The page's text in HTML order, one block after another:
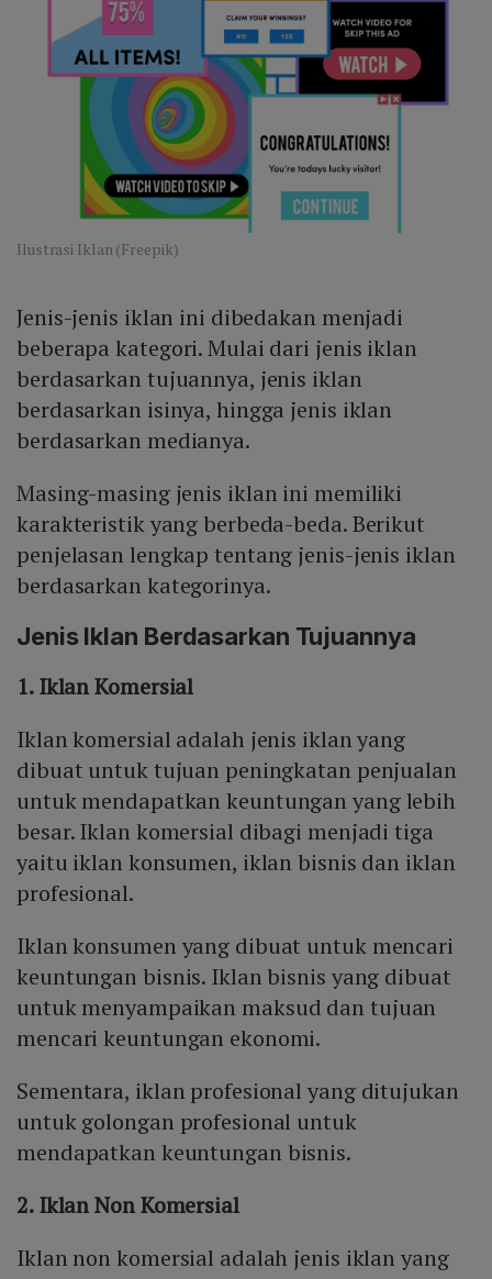
Ilustrasi Iklan (Freepik)
Jenis-jenis iklan ini dibedakan menjadi
beberapa kategori. Mulai dari jenis iklan
berdasarkan tujuannya, jenis iklan
berdasarkan isinya, hingga jenis iklan
berdasarkan medianya.
Masing-masing jenis iklan ini memiliki
karakteristik yang berbeda-beda. Berikut
penjelasan lengkap tentang jenis-jenis iklan
berdasarkan kategorinya.
Jenis Iklan Berdasarkan Tujuannya
1. Iklan Komersial
Iklan komersial adalah jenis iklan yang
dibuat untuk tujuan peningkatan penjualan
untuk mendapatkan keuntungan yang lebih
besar. Iklan komersial dibagi menjadi tiga
yaitu iklan konsumen, iklan bisnis dan iklan
profesional.
Iklan konsumen yang dibuat untuk mencari
keuntungan bisnis. Iklan bisnis yang dibuat
untuk menyampaikan maksud dan tujuan
mencari keuntungan ekonomi.
Sementara, iklan profesional yang ditujukan
untuk golongan profesional untuk
mendapatkan keuntungan bisnis.
2. Iklan Non Komersial
Iklan non komersial adalah jenis iklan yang